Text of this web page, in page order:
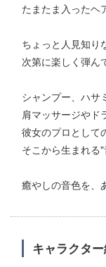
たまたま入ったヘ
ちょっと人見知り
次第に楽しく弾ん
シャンプー、ハサ
肩マッサージや
彼女のプロとして
そこから生まれる
癒やしの音色を、
キャラクタ